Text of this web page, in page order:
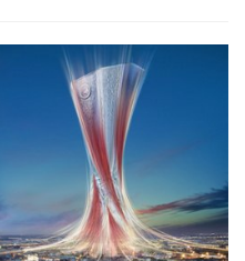
Гёкдениз Карадениз,